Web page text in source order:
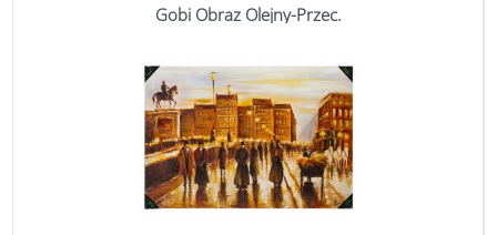
Gobi Obraz Olejny-Przec.